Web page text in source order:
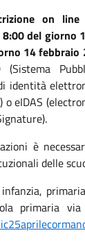
on line
del giorno
14 febbraio
(Sistema
identità
o eIDAS
è
delle
infanzia,
primaria via